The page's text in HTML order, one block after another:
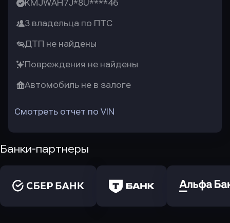
KMJWAH7J*8U****46
3 владельца по ПТС
ДТП не найдены
Повреждения не найдены
Автомобиль не в залоге
Смотреть отчет по VIN
Банки-партнеры